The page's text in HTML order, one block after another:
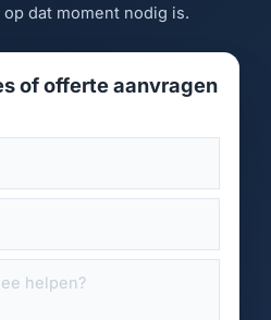
dat moment nodig is.
of offerte aanvragen